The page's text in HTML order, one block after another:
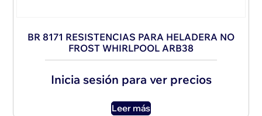
BR 8171 RESISTENCIAS PARA HELADERA NO
FROST WHIRLPOOL ARB38
Inicia sesión para ver precios
Leer más